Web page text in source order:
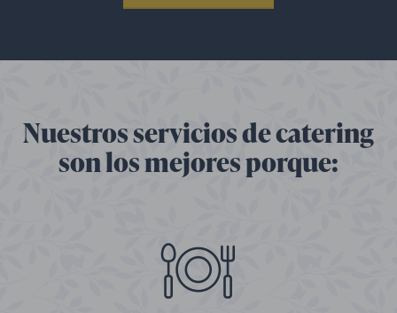
Nuestros servicios de catering
son los mejores porque: